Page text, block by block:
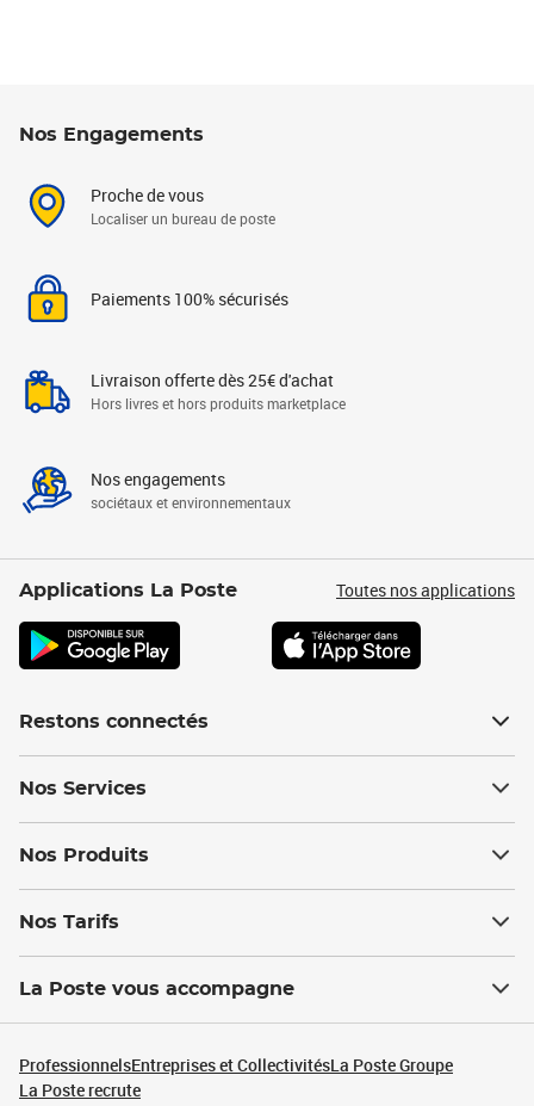
Nos Engagements
Proche de vous
Localiser un bureau de poste
Paiements 100% sécurisés
Livraison offerte dès 25€ d'achat
Hors livres et hors produits marketplace
Nos engagements
sociétaux et environnementaux
Applications La Poste Toutes nos applications
Restons connectés
Nos Services
Nos Produits
Nos Tarifs
La Poste vous accompagne
ProfessionnelsEntreprises et CollectivitésLa Poste Groupe
La Poste recrute